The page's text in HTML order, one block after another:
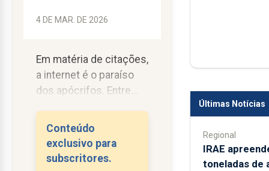
4 DE MAR. DE 2026
Em matéria de citações,
a internet é o paraíso
dos apócrifos. Entre
referências
multiplicam-se as de
veracidade duvidosa
Conteúdo
exclusivo para
subscritores.
Últimas Notícias
Regional
IRAE
toneladas de